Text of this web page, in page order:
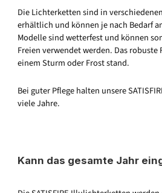
Die Lichterketten sind in
erhältlich und können je nach Bedarf
Modelle sind wetterfest und können
Freien verwendet werden. Das
einem Sturm oder Frost stand.
Bei guter Pflege halten unsere
viele Jahre.
Kann das gesamte Jahr